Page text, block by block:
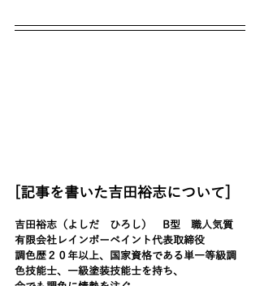
[記事を書いた吉田裕志について]
吉田裕志（よしだ　ひろし）　B型　職人気質
有限会社レインボーペイント代表取締役
調色歴２０年以上、国家資格である単一等級調
色技能士、一級塗装技能士を持ち、